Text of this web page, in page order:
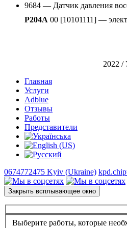
9684 — Датчик давления
P204A 00 [10101111] —
2022 /
Главная
Услуги
Adblue
Отзывы
Работы
Представители
0674772475 Kyiv (Ukraine)
Закрыть всплывающее окно
Выберите работы, которые